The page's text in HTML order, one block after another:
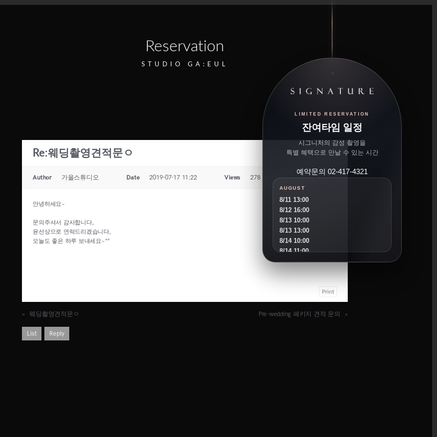
Reservation
STUDIO GA:EUL
Re:웨딩촬영견적문ㅇ
Author 가을스튜디오 Date 2019-07-17 11:22 Views 278
안녕하세요~
문의주셔서 감사합니다,
윤선상으로 연락드리겠습니다,
오늘도 좋은 하루 보내세요~^^
Print
« 웨딩촬영견적문ㅇ Pre-wedding 페키지 견적 문의 »
List Reply
LIMITED RESERVATION
잔여타임 일정
시그니처의 감성 촬영을
특별 혜택으로 만날 수 있는 시간
예약문의 02-417-4321
AUGUST
8/11 13:00
8/12 16:00
8/13 10:00
8/13 13:00
8/14 10:00
8/14 11:00
8/15 10:00
8/19 10:00
8/19 14:00